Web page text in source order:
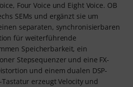
Four Voice und Eight Voice. OB
SEMs und ergänzt sie um
separaten, synchronisierbaren
für weiterführende
Speicherbarkeit, ein
Stepsequenzer und eine FX-
und einem dualen DSP-
erzeugt Velocity und